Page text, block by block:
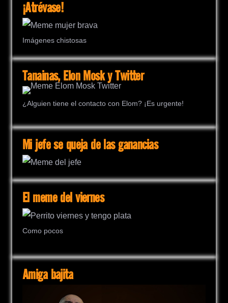
¡Atrévase!
Imágenes chistosas
Tanainas, Elon Mosk y Twitter
¿Alguien tiene el contacto con Elom? ¡Es urgente!
Mi jefe se queja de las ganancias
El meme del viernes
Como pocos
Amiga bajita